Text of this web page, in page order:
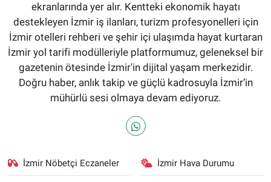
ekranlarında yer alır. Kentteki ekonomik hayatı
destekleyen İzmir iş ilanları, turizm profesyonelleri için
İzmir otelleri rehberi ve şehir içi ulaşımda hayat kurtaran
İzmir yol tarifi modülleriyle platformumuz, geleneksel bir
gazetenin ötesinde İzmir'in dijital yaşam merkezidir.
Doğru haber, anlık takip ve güçlü kadrosuyla İzmir’in
mühürlü sesi olmaya devam ediyoruz.
İzmir Nöbetçi Eczaneler İzmir Hava Durumu